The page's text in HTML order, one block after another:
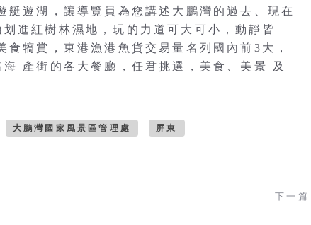
遊湖，讓導覽員為您講述大鵬灣的過去、現在
進紅樹林濕地，玩的力道可大可小，動靜皆
犒賞，東港漁港魚貨交易量名列國內前3大，
產街的各大餐廳，任君挑選，美食、美景 及
大鵬灣國家風景區管理處 屏東
下一篇